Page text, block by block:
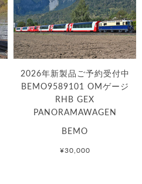
2026年新製品ご予約受付中
BEMO9589101 OMゲージ
RHB GEX
PANORAMAWAGEN
BEMO
¥30,000